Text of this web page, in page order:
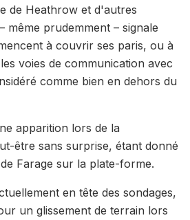
de Heathrow et d'autres
même prudemment – signale
à couvrir ses paris, ou à
voies de communication avec
comme bien en dehors du
apparition lors de la
être sans surprise, étant donné
Farage sur la plate-forme.
en tête des sondages,
un glissement de terrain lors